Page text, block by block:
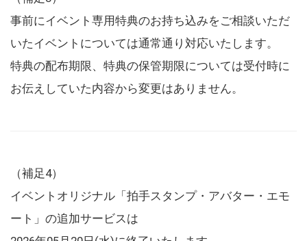
事前にイベント専用特典のお持ち込みをご相談いただ
いたイベントについては通常通り対応いたします。
特典の配布期限、特典の保管期限については受付時に
お伝えしていた内容から変更はありません。
（補足4）
イベントオリジナル「拍手スタンプ・アバター・エモ
ート」の追加サービスは